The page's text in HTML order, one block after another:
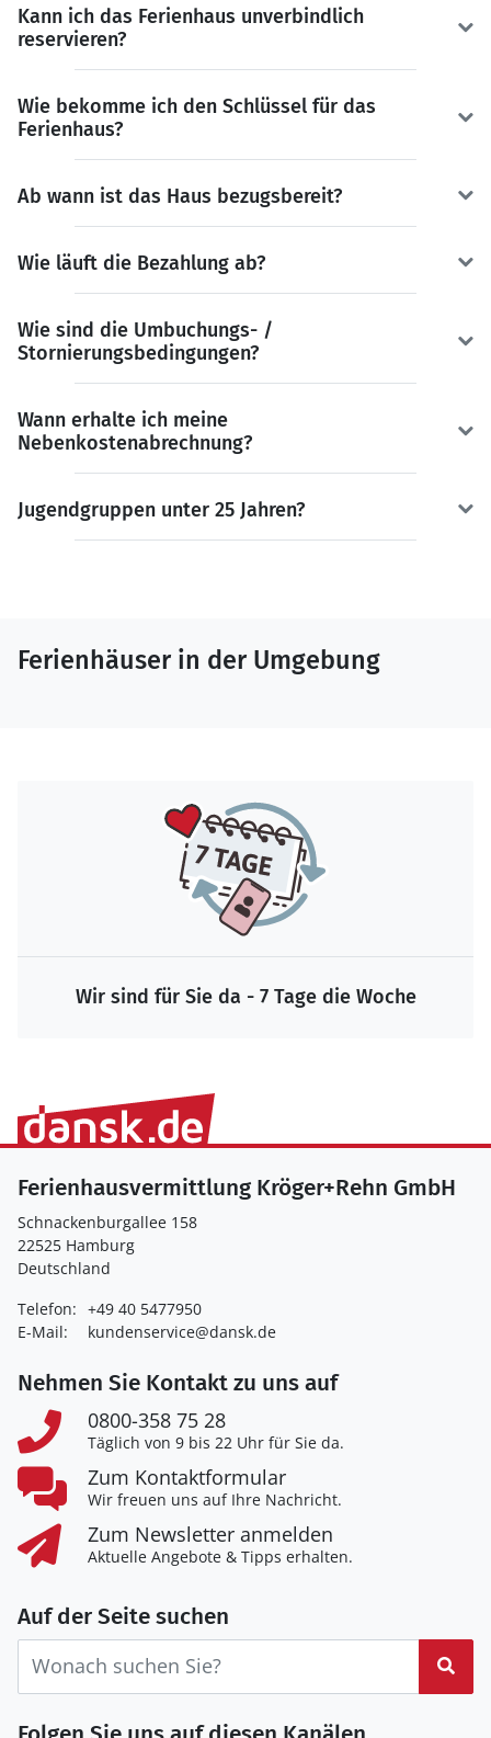
Kann ich das Ferienhaus unverbindlich
reservieren?
Wie bekomme ich den Schlüssel für das
Ferienhaus?
Ab wann ist das Haus bezugsbereit?
Wie läuft die Bezahlung ab?
Wie sind die Umbuchungs- /
Stornierungsbedingungen?
Wann erhalte ich meine
Nebenkostenabrechnung?
Jugendgruppen unter 25 Jahren?
Ferienhäuser in der Umgebung
Wir sind für Sie da - 7 Tage die Woche
Ferienhausvermittlung Kröger+Rehn GmbH
Schnackenburgallee 158
22525 Hamburg
Deutschland
Telefon: +49 40 5477950
E-Mail:
kundenservice@dansk.de
Nehmen Sie Kontakt zu uns auf
0800-358 75 28
Täglich von 9 bis 22 Uhr für Sie da.
Zum Kontaktformular
Wir freuen uns auf Ihre Nachricht.
Zum Newsletter anmelden
Aktuelle Angebote & Tipps erhalten.
Auf der Seite suchen